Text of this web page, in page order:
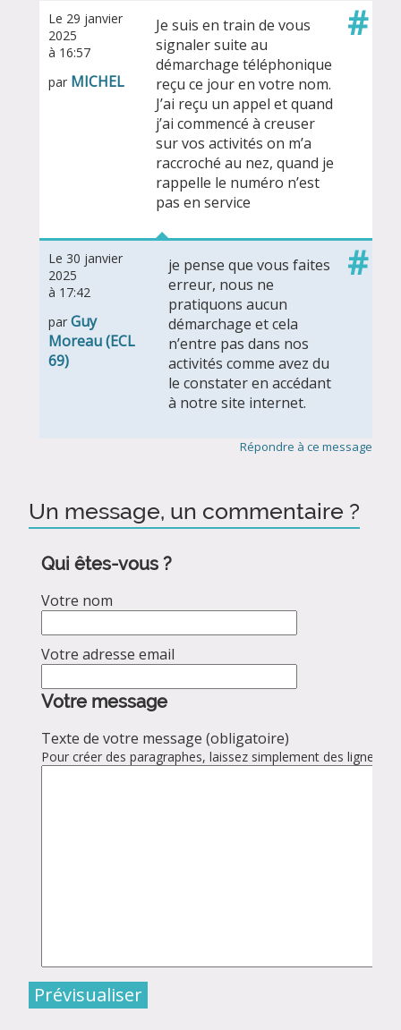
Le 29 janvier
2025
à 16:57
par MICHEL
Je suis en train de vous
signaler suite au
démarchage téléphonique
reçu ce jour en votre nom.
J’ai reçu un appel et quand
j’ai commencé à creuser
sur vos activités on m’a
raccroché au nez, quand je
rappelle le numéro n’est
pas en service
#
Le 30 janvier
2025
à 17:42
par Guy
Moreau (ECL
69)
je pense que vous faites
erreur, nous ne
pratiquons aucun
démarchage et cela
n’entre pas dans nos
activités comme avez du
le constater en accédant
à notre site internet.
#
Répondre à ce message
Un message, un commentaire ?
Qui êtes-vous ?
Votre nom
Votre adresse email
Votre message
Texte de votre message (obligatoire)
Pour créer des paragraphes, laissez simplement des lignes